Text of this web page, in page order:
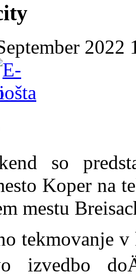
so
Koper na
mestu
tekmovanje
izvedbo